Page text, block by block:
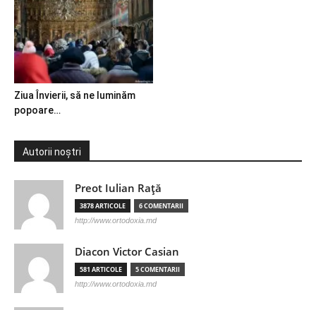
Ziua Învierii, să ne luminăm
popoare…
Autorii noștri
Preot Iulian Raţă
3878 ARTICOLE 6 COMENTARII
http://www.ortodoxia.md
Diacon Victor Casian
581 ARTICOLE 5 COMENTARII
http://www.ortodoxia.md